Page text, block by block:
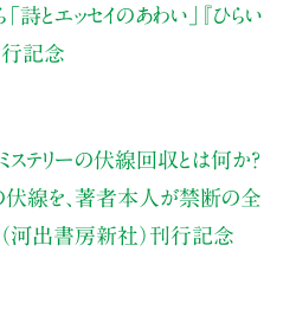
「詩とエッセイのあわい」
『ひらい
行記念
ミステリーの伏線回収とは何か？
線を、著者本人が禁断の全
（河出書房新社）刊行記念